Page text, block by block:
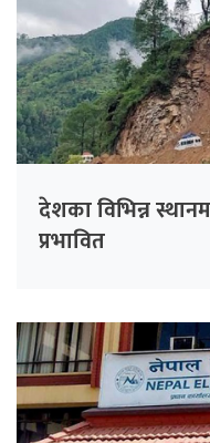
देशका विभिन्न
प्रभावित